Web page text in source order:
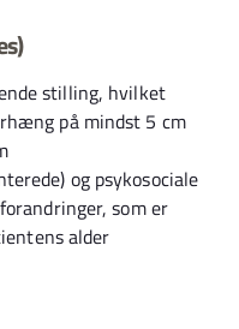
stilling, hvilket
på mindst 5 cm
og psykosociale
som er
alder